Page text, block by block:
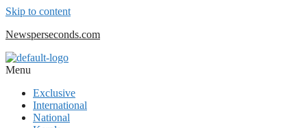
Skip to content
Newsperseconds.com
Menu
Exclusive
International
National